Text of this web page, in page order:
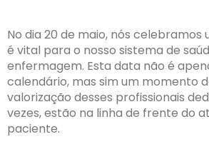
No dia 20 de maio, nós celebramos
é vital para o nosso sistema de
enfermagem. Esta data não é
calendário, mas sim um momento
valorização desses profissionais
vezes, estão na linha de frente do
paciente.